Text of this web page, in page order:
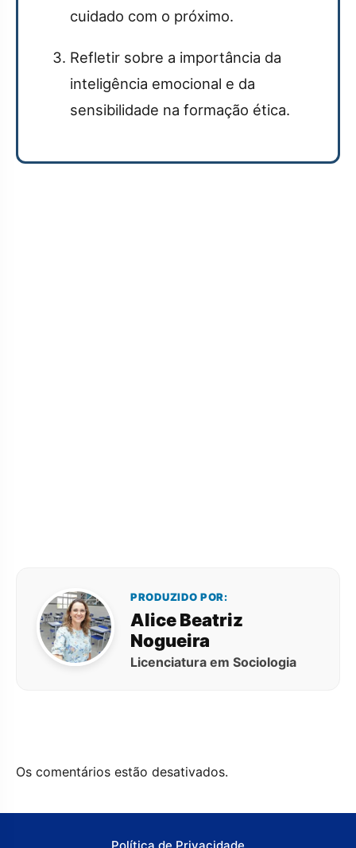
cuidado com o próximo.
Refletir sobre a importância da
inteligência emocional e da
sensibilidade na formação ética.
PRODUZIDO POR:
Alice Beatriz
Nogueira
Licenciatura em Sociologia
Os comentários estão desativados.